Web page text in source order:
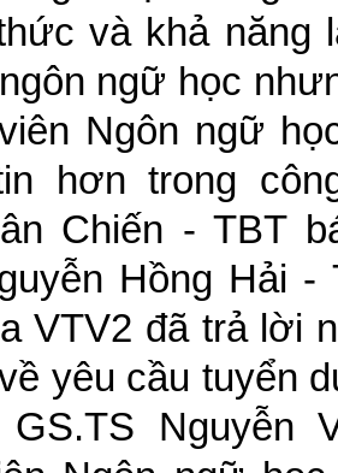
và khả năng
ngữ học
Ngôn ngữ
hơn trong
Chiến - TBT
Hồng Hải
VTV2 đã trả lời
yêu cầu tuyển
GS.TS Nguyễn